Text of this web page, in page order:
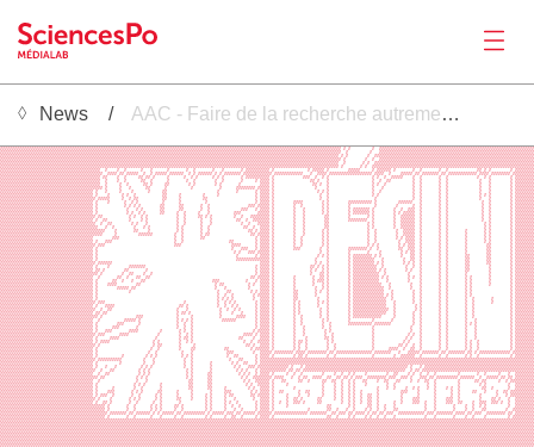
News
Productions
Activities
Tools
Seminar
News AAC - Faire de la recherche autrement : exister, résister, coopérer
░░░░░░░░░░░░░░░░░░░░░░░░░░░░░░░░░░░░░░░░░░░░░░░░░░░░░░░░░░░░░░░░░░░░░░░░░░░░░░░░░░░░░░░░░░░░░░░░░░░░░░░░░░░░░░░░░░░░░░░░░░░░░░░░░░░░░░░░░░░░░░░ ░ ░         ░
░░░░░░░░░░░░░░░░░░░░░░░░░░░░░░░░░░░░░░░░░░░░░░░░░░░░░░░░░░░░░░░░░░░░░░░░░░░░░░░░░░░░░░░░░░░░░░░░░░░░░░░░░░░░░░░░░░░░░░░░░░░░░░░░░░░░░░░░░░░░░░░  ░         ░
░░░░░░░░░░░░░░░░░░░░░░░░░░░░░░░░░░░░░░░░░░░░░░░░░░░░░░░░░░░░░░░░░░░░░░░░░░░░░░░░░░░░░░░░░░░░░░░░░░░░░░░░░░░░░░░░░░░░░░░░░░░░░░░░░░░░░░░░░░░░░░ ░ ░        ░
░░░░░░░░░░░░░░░░░░░░░░░░░░░░░░░░░░░░░░░░░░░░░░░░░░░░░░░░░░░░░░░░░░░░░░░░░░░░░░░░░░░░░░░░░░░░░░░░░░░░░░░░░░░░░░░░░░░░░░░░░░░░░░░░░░░░░░░░░░░░░░░ ░        ░  ░
░░░░░░░░░░░░░░░░░░░░░░░░░░░░░░░░░░░░░░░░░░░░░░░░░░░░░░░░░░░░░░░░░░░░░░░░░░░░░░░░░░░░░░░░░░░░░░░░░░░░░░░░░░░░░░░░░░░░░░░░░░░░░░░░░░░░░░░░░░░░░░  ░       ░ ░
░░░░░░░░░░░░░░░░░░░░░░░░░░░░░░░░░░░░░░░░░░░░░░░░░░░░░░░░░░░░░░░░░░░░░░░░░░░░░░░░░░░░░░░░░░░░░░░░░░░░░░░░░░░░░░░░░░░░░░░░░░░░░░░░░░░░░░░░░░░░░░ ░       ░ ░
░░░░░░░░░░░░░░░░░░░░░░░░░░░░░░░░░░░░░░░░░░  ░    ░  ░      ░   ░      ░       ░  ░       ░   ░       ░ ░░░░░░░░░░ ░              ░ ░░░░░ ░        ░░░░░     ░ ░░░░░░ ░       ░  ░       ░  ░            ░░ ░ ░        ░
░░░░░░░░░░░░░░░░░░░░░░░░░░░░░░░░░░░░░░░░░░░  ░░░░ ░░ ░░░░░  ░  ░ ░░░░░ ░░░░░░  ░ ░ ░░░░░░ ░ ░ ░░░░░░░ ░░░░░░░░░░░░ ░░░░░░░░░░░░   ░  ░░░░ ░░░░░░░░░░░░░░░░░░ ░░░░  ░    ░░░░░ ░░ ░░░░░░░ ░░ ░░░░░░░░░░░░ ░░░░ ░░░░░░░░
░░░░░░░░░░░░░░░░░░░░░░░░░░░░░░░░░░░░░░░░░░ ░░    ░  ░     ░░ ░░ ░     ░      ░  ░ ░      ░ ░ ░       ░ ░░░░░░░░░░ ░            ░░░  ░  ░ ░                  ░ ░  ░  ░░░░░    ░  ░       ░  ░            ░  ░ ░        ░
░░░░░░░░░░░░░░░░░░░░░░░░░░░░░░░░░░░░░░░░░░  ░    ░  ░      ░░  ░      ░       ░  ░        ░  ░       ░     ░ ░░░░ ░               ░░ ░   ░                  ░  ░  ░░         ░  ░       ░  ░             ░   ░        ░
░░░░░░░░░░░░░░░░░░░░░░░░░░░░░░░░░░░░░░░░░░  ░     ░  ░      ░░ ░     ░░        ░ ░        ░ ░       ░        ░░░░ ░                ░░ ░  ░                  ░ ░  ░           ░  ░       ░  ░             ░   ░        ░
░░░░░░░░░░░░░░░░░░░░░░░░░░░░░░░░░░░░░░░░░░░ ░     ░   ░      ░░      ░          ░           ░      ░░░░░░░░ ░░░░░ ░                 ░    ░                  ░   ░            ░  ░       ░  ░             ░   ░        ░
░░░░░░░░░░░░░░░░░░░░░░░░░░░░░░░░░░░░░░░ ░   ░     ░    ░      ░     ░░                     ░       ░       ░ ░░░░ ░                  ░ ░ ░                  ░  ░             ░  ░       ░  ░             ░   ░        ░
░░░░░░░░░░░░░░░░░░░░░░░░░░░░░░░░░░░░░░░ ░    ░     ░ ░  ░           ░░     ░         ░     ░               ░ ░░░░ ░                   ░  ░                  ░ ░              ░  ░       ░  ░             ░ ░ ░        ░
░░░░░░░░░░░░░░░░░░░░░░░░░░░░░░░░░░░░░░░░ ░░░░░     ░  ░ ░░          ░░     ░         ░░                    ░ ░░░░ ░                   ░  ░                   ░               ░  ░       ░  ░             ░   ░        ░
░░░░░░░░░░░░░░░░░░░░░░░░░░░░░░░░░░░░░░░ ░    ░      ░  ░ ░          ░      ░          ░                    ░ ░░░░ ░        ░░░░        ░ ░        ░░░░░░░░░░ ░         ░░░░░░   ░       ░  ░              ░  ░        ░
░░░░░░░░░░░░░░░░░░░░░░░░░░░░░░░░░░░░░░░ ░           ░ ░ ░ ░        ░░      ░░       ░  ░                ░░░ ░░░░░ ░        ░  ░        ░ ░        ░          ░        ░      ░  ░       ░  ░              ░  ░        ░
░░░░░░░░░░░░░░░░░░░░░░░░░░░░░░░░░░░░░░░ ░            ░   ░ ░       ░░      ░░       ░  ░             ░░░   ░ ░░░░ ░        ░   ░       ░ ░        ░ ░░░░░░░ ░        ░  ░  ░░░  ░       ░  ░              ░  ░        ░
░░░░░░░░░░░░░░░░░░░░░░░░░░░░░░░░░░░░░░░ ░            ░ ░  ░ ░      ░░     ░  ░     ░   ░          ░░░       ░░░░░ ░        ░   ░       ░ ░        ░ ░░░░░░░ ░        ░ ░ ░░░░░  ░       ░  ░              ░  ░        ░
░░░░░░░░░░░░░░░░░░░░░░░░░░░░░░░░░░░░░░░░ ░░           ░ ░  ░ ░            ░  ░     ░░ ░ ░         ░  ░   ░░░░░░░░ ░        ░   ░        ░░        ░       ░ ░        ░  ░░░░░░  ░       ░  ░              ░  ░        ░
░░░░░░░░░░░░░░░░░░░░░░░░░░░░░░░░░░░░░░░ ░  ░░         ░    ░ ░            ░  ░      ░   ░          ░░  ░  ░░░░░░░ ░        ░   ░        ░░        ░░░░░░░░  ░        ░  ░░░░░░  ░       ░  ░              ░  ░        ░
░░░░░░░░░░░░░░░░░░░░░░░░░░░░░░░░░░░░░░░░  ░  ░░        ░ ░   ░            ░  ░      ░   ░            ░  ░   ░░░░░ ░        ░   ░        ░░                ░ ░        ░  ░░░░░░  ░       ░  ░               ░ ░        ░
░░░░░░░░░░░░░░░░░░░░░░░░░░░░░░░░░░░░░░░░░   ░  ░        ░   ░ ░           ░ ░       ░  ░              ░░  ░  ░░░░ ░        ░   ░        ░░                ░ ░        ░  ░░░░░░  ░       ░  ░               ░ ░        ░
░░░░░░░░░░░░░░░░░░░░░░░░░░░░░░░░░░░░░░░░░░░░    ░       ░░    ░           ░ ░       ░  ░                ░░ ░ ░░░░ ░        ░   ░       ░ ░                ░  ░        ░  ░░░░░  ░       ░  ░       ░       ░ ░        ░
░░░░░░░░░░░░░░░░░░░░░░░░░░░░░░░░░░░░░░░░░░░     ░         ░░░░░░         ░  ░       ░ ░░                 ░░ ░░░░░ ░        ░   ░       ░ ░                ░  ░        ░  ░░░░░  ░       ░  ░       ░       ░ ░        ░
░░░░░░░░░░░░░░░░░░░░░░░░░░░░░░░░░░░░░░░        ░░░                       ░  ░       ░░                     ░ ░░░░ ░        ░  ░        ░ ░                ░  ░        ░ ░ ░░░░  ░       ░  ░       ░       ░ ░        ░
░░░░░░░░░░░░░░░░░░░░░░░░░░░░░░░░░░░░░░░ ░   ░░░                          ░  ░                   ░░         ░ ░░░░ ░        ░  ░        ░ ░                ░  ░         ░  ░░░░  ░       ░  ░       ░       ░ ░        ░
░░░░░░░░░░░░░░░░░░░░░░░░░░░░░░░░░░░░░░░░ ░░░                             ░░░                     ░░░░      ░ ░░░░ ░        ░  ░        ░ ░                ░ ░ ░        ░ ░ ░░░  ░       ░  ░       ░        ░░        ░
░░░░░░░░░░░░░░░░░░░░░░░░░░░░░░░░░░░░░░░ ░                                                        ░   ░░░   ░ ░░░░ ░        ░░░        ░  ░        ░░░░░░░░ ░  ░        ░░  ░░░  ░       ░  ░       ░        ░░        ░
░░░░░░░░░░░░░░░░░░░░░░░░░░░░░░░░░░░░░░░ ░                                                         ░ ░   ░░░ ░░░░░ ░                   ░  ░        ░       ░    ░        ░ ░ ░░  ░       ░  ░       ░        ░░        ░
░░░░░░░░░░░░░░░░░░░░░░░░░░░░░░░░░░░░░░░ ░                                                          ░       ░ ░░░░ ░                  ░ ░ ░        ░ ░░░░░░░░ ░ ░        ░   ░░  ░       ░  ░       ░░       ░░        ░
░░░░░░░░░░░░░░░░░░░░░░░░░░░░░░░░░░░░░░░ ░                                                          ░░░░░░░░░░░░░░ ░                 ░    ░        ░ ░░░░░░░░░   ░        ░  ░░  ░       ░  ░       ░░       ░░        ░
░░░░░░░░░░░░░░░░░░░░░░░░░░░░░░░░░░░░░░░░ ░░░░░░                                                              ░░░░ ░                 ░ ░  ░        ░ ░░░░░░░░░ ░ ░        ░ ░ ░  ░       ░  ░       ░░       ░░        ░
░░░░░░░░░░░░░░░░░░░░░░░░░░░░░░░░░░░░░░░ ░    ░        ░░░░░░░                                              ░ ░░░░ ░               ░░ ░ ░ ░        ░ ░░░░░░░░░░  ░         ░  ░  ░       ░  ░       ░░        ░        ░
░░░░░░░░░░░░░░░░░░░░░░░░░░░░░░░░░░░░░░░ ░░ ░        ░░       ░                                             ░ ░░░░ ░               ░ ░  ░ ░        ░ ░░░░░░░░░░ ░ ░        ░ ░   ░       ░  ░       ░░        ░        ░
░░░░░░░░░░░░░░░░░░░░░░░░░░░░░░░░░░░░░░░░░ ░        ░  ░░    ░  ░                                           ░ ░░░░ ░               ░   ░░ ░        ░ ░░░░░░░░░░░  ░         ░    ░       ░  ░       ░         ░        ░
░░░░░░░░░░░░░░░░░░░░░░░░░░░░░░░░░░░░░░░  ░       ░░  ░   ░░  ░░                                          ░░ ░░░░░ ░        ░       ░  ░░ ░        ░ ░░░░░░░░░░░ ░ ░        ░ ░  ░       ░  ░       ░ ░       ░        ░
░░░░░░░░░░░░░░░░░░░░░░░░░░░░░░░░░░░░░░░ ░      ░░  ░   ░   ░░                            ░░░           ░   ░ ░░░░ ░        ░       ░ ░░░ ░        ░ ░░░░░░░░░░░   ░        ░    ░       ░  ░       ░ ░       ░        ░
░░░░░░░░░░░░░░░░░░░░░░░░░░░░░░░░░░░░░░░ ░    ░░░░        ░░                               ░ ░░          ░ ░  ░░░░ ░        ░       ░   ░ ░        ░ ░░░░░░░░░░░░   ░        ░   ░       ░  ░       ░ ░       ░        ░
░░░░░░░░░░░░░░░░░░░░░░░░░░░░░░░░░░░░░░░ ░        ░░░░░ ░░                                 ░   ░         ░    ░░░░ ░        ░        ░  ░ ░        ░ ░░░░░░░░░░░░░  ░        ░   ░       ░  ░       ░ ░                ░
░░░░░░░░░░░░░░░░░░░░░░░░░░░░░░░░░░░░░░░ ░             ░                                    ░   ░░        ░ ░ ░░░░ ░        ░░       ░ ░  ░        ░ ░░░░░░░░░░░░░   ░        ░  ░       ░  ░       ░ ░                ░
░░░░░░░░░░░░░░░░░░░░░░░░░░░░░░░░░░░░░░░ ░                                                  ░  ░  ░        ░ ░░░░░ ░        ░░       ░    ░        ░ ░░░░░░░░░░░░░ ░ ░        ░  ░       ░  ░       ░ ░                ░
░░░░░░░░░░░░░░░░░░░░░░░░░░░░░░░░░░░░░░░ ░                                                  ░ ░ ░ ░        ░  ░░░░ ░        ░░        ░   ░        ░ ░░░░░░░░░░░░░░  ░        ░  ░       ░  ░       ░  ░       ░       ░
░░░░░░░░░░░░░░░░░░░░░░░░░░░░░░░░░░░░░░░░ ░░░                                 ░             ░  ░ ░ ░        ░ ░░░░ ░        ░ ░       ░ ░ ░        ░ ░░░░░░░░░░░░░░   ░       ░  ░       ░  ░       ░  ░       ░       ░
░░░░░░░░░░░░░░░░░░░░░░░░░░░░░░░░░░░░░░░ ░   ░░░░                           ░░ ░            ░  ░  ░ ░       ░ ░░░░ ░        ░ ░       ░   ░        ░ ░░░░░░░░░░░░░░   ░        ░ ░       ░  ░       ░  ░               ░
░░░░░░░░░░░░░░░░░░░░░░░░░░░░░░░░░░░░░░░░  ░  ░░                           ░   ░             ░  ░  ░ ░      ░ ░░░░ ░        ░ ░        ░  ░        ░ ░░░░░░░░░░░░░░░  ░        ░ ░       ░  ░       ░  ░               ░
░░░░░░░░░░░░░░░░░░░░░░░░░░░░░░░░░░░░░░░ ░░ ░░                             ░ ░░ ░            ░    ░   ░     ░ ░░░░ ░        ░ ░        ░  ░        ░ ░░░░░░░░░░░░░░   ░       ░  ░       ░  ░       ░  ░               ░
░░░░░░░░░░░░░░░░░░░░░░░░░░░░░░░░░░░░░░░░░ ░              ░░░              ░     ░           ░      ░░░░    ░ ░░░░ ░        ░  ░       ░  ░        ░ ░░░░░░░░░░░░     ░       ░  ░       ░  ░       ░  ░               ░
░░░░░░░░░░░░░░░░░░░░░░░░░░░░░░░░░░░░░░░  ░          ░░░░░ ░               ░ ░ ░ ░            ░░░░░░        ░ ░░░░ ░        ░  ░        ░ ░        ░         ░       ░        ░  ░       ░  ░       ░   ░              ░
░░░░░░░░░░░░░░░░░░░░░░░░░░░░░░░░░░░░░░░ ░        ░░░      ░               ░  ░  ░                          ░ ░░░░ ░        ░  ░        ░  ░       ░░░░░░░░░░ ░░░░░░░         ░  ░       ░  ░       ░ ░ ░              ░
░░░░░░░░░░░░░░░░░░░░░░░░░░░░░░░░░░░░░░░ ░      ░░░       ░                ░  ░  ░                          ░ ░░░░ ░        ░   ░       ░  ░                 ░               ░   ░       ░  ░       ░   ░              ░
░░░░░░░░░░░░░░░░░░░░░░░░░░░░░░░░░░░░░░░ ░   ░░░       ░░░░         ░       ░ ░  ░                         ░ ░░░░░ ░        ░   ░        ░ ░                 ░               ░   ░       ░  ░       ░   ░              ░
░░░░░░░░░░░░░░░░░░░░░░░░░░░░░░░░░░░░░░░░ ░░░      ░░░░            ░        ░  ░ ░                     ░░░░ ░ ░░░░ ░        ░   ░        ░  ░                ░              ░ ░  ░       ░  ░       ░   ░              ░
░░░░░░░░░░░░░░░░░░░░░░░░░░░░░░░░░░░░░░░ ░     ░░░░               ░         ░ ░░ ░                   ░░    ░  ░░░░ ░        ░    ░       ░░ ░                ░             ░ ░   ░       ░  ░       ░   ░              ░
░░░░░░░░░░░░░░░░░░░░░░░░░░░░░░░░░░░░░░░ ░ ░░░░                  ░ ░        ░  ░ ░                     ░  ░  ░░░░░ ░        ░ ░░ ░        ░ ░                ░            ░ ░    ░       ░  ░       ░ ░  ░             ░
░░░░░░░░░░░░░░░░░░░░░░░░░░░░░░░░░░░░░░░░ ░                      ░ ░░       ░     ░                     ░░ ░  ░░░░ ░        ░ ░  ░        ░  ░               ░          ░░ ░  ░  ░       ░  ░       ░ ░  ░             ░
░░░░░░░░░░░░░░░░░░░░░░░░░░░░░░░░░░░░░░░ ░                      ░  ░        ░    ░░            ░░         ░ ░░░░░░ ░        ░ ░  ░        ░  ░               ░      ░░░░  ░  ░░  ░       ░  ░       ░ ░  ░             ░
░░░░░░░░░░░░░░░░░░░░░░░░░░░░░░░░░░░░░░░ ░                     ░  ░          ░   ░              ░░░        ░  ░░░░░ ░░░░░░░░ ░░░░ ░░░░░░░░ ░░ ░░░░░░░░░░░░░░░ ░░░░░░░   ░   ░░░░░ ░░░░░░░ ░░ ░░░░░░░ ░░ ░ ░░░░░░░░░░░░░
░░░░░░░░░░░░░░░░░░░░░░░░░░░░░░░░░░░░░░░ ░          ░         ░ ░ ░          ░ ░ ░              ░  ░░       ░ ░░░░ ░        ░ ░░ ░        ░  ░               ░        ░  ░░░░░░  ░       ░  ░       ░ ░  ░             ░
░░░░░░░░░░░░░░░░░░░░░░░░░░░░░░░░░░░░░░░░ ░░░░░░░░░░         ░   ░            ░  ░               ░   ░░     ░
░░░░░░░░░░░░░░░░░░░░░░░░░░░░░░░░░░░░░░░ ░         ░         ░   ░            ░  ░       ░        ░ ░  ░░   ░
░░░░░░░░░░░░░░░░░░░░░░░░░░░░░░░░░░░░░░░ ░   ░   ░          ░ ░ ░             ░  ░       ░         ░ ░   ░░░ ░░░░░░░░░░░░░ ░   ░ ░░░░░░░░░░░░░░░░░░░░░░░░░░░░░░░░░░░░░░░░░░░ ░   ░
░░░░░░░░░░░░░░░░░░░░░░░░░░░░░░░░░░░░░░░░  ░   ░░          ░ ░ ░               ░ ░       ░          ░ ░ ░   ░ ░░░░░░░░░░░ ░░ ░░ ░░░░░░░░░░░░░░░░░░░░░░░░░░░░░░░░░░░░░░░░░░░  ░ ░░
░░░░░░░░░░░░░░░░░░░░░░░░░░░░░░░░░░░░░░░  ░  ░░            ░ ░ ░               ░ ░      ░░           ░ ░ ░  ░ ░░░░ ░     ░  ░  ░        ░    ░  ░  ░ ░    ░        ░  ░░    ░ ░  ░  ░  ░         ░       ░  ░     ░   ░
░░░░░░░░░░░░░░░░░░░░░░░░░░░░░░░░░░░░░░░░░ ░░             ░ ░ ░                ░ ░      ░░            ░ ░  ░░░░░░░░ ░░░░   ░  ░ ░░  ░░░░  ░░  ░░ ░░ ░ ░░░  ░░░░░░░░ ░░░  ░░░ ░   ░░░ ░░ ░░░░░░░░░ ░░░░░░  ░  ░░░░░ ░░ ░░
░░░░░░░░░░░░░░░░░░░░░░░░░░░░░░░░░░░░░░░  ░               ░   ░                 ░░      ░░             ░ ░  ░░░░░░ ░   ░░     ░░  ░     ░░  ░░  ░  ░ ░   ░░    ░  ░░   ░░    ░  ░  ░░  ░         ░      ░░ ░░     ░  ░
░░░░░░░░░░░░░░░░░░░░░░░░░░░░░░░░░░░░░░░ ░               ░ ░ ░      ░           ░░      ░░              ░ ░  ░░░░░ ░     ░              ░    ░  ░  ░ ░    ░        ░  ░             ░  ░         ░        ░ ░         ░
░░░░░░░░░░░░░░░░░░░░░░░░░░░░░░░░░░░░░░░ ░      ░        ░  ░       ░           ░░      ░░     ░         ░ ░  ░░░░ ░        ░           ░    ░  ░  ░ ░         ░   ░  ░    ░  ░ ░   ░  ░    ░ ░  ░         ░░  ░      ░
░░░░░░░░░░░░░░░░░░░░░░░░░░░░░░░░░░░░░░░ ░    ░░░       ░ ░ ░      ░░      ░     ░       ░     ░░░        ░ ░ ░░░░ ░  ░░      ░  ░░     ░    ░  ░  ░ ░  ░      ░         ░░░    ░      ░      ░  ░     ░░   ░    ░  ░░
░░░░░░░░░░░░░░░░░░░░░░░░░░░░░░░░░░░░░░░ ░ ░░░  ░       ░  ░      ░ ░      ░     ░     ░ ░     ░ ░░       ░░ ░░░░░ ░     ░    ░   ░     ░    ░  ░  ░ ░  ░  ░░  ░         ░      ░      ░      ░  ░        ░      ░   ░
░░░░░░░░░░░░░░░░░░░░░░░░░░░░░░░░░░░░░░░░ ░    ░       ░ ░ ░      ░ ░      ░░    ░     ░ ░     ░   ░       ░  ░░░░ ░     ░  ░░ ░      ░░     ░  ░  ░ ░  ░  ░░  ░         ░    ░░░      ░    ░░░  ░        ░    ░░ ░   ░
░░░░░░░░░░░░░░░░░░░░░░░░░░░░░░░░░░░░░░░ ░  ░░ ░       ░  ░      ░  ░       ░          ░ ░     ░ ░  ░       ░ ░░░░ ░  ░  ░  ░░░ ░     ░░        ░  ░ ░  ░  ░░  ░      ░  ░    ░░░  ░   ░    ░░░  ░░    ░  ░░░  ░░░ ░  ░
░░░░░░░░░░░░░░░░░░░░░░░░░░░░░░░░░░░░░░░░░░░░ ░       ░  ░      ░ ░ ░     ░░ ░         ░ ░     ░  ░  ░      ░ ░░░░ ░     ░                ░░       ░ ░     ░░  ░  ░   ░            ░   ░       ░    ░  ░  ░ ░         ░
░░░░░░░░░░░░░░░░░░░░░░░░░░░░░░░░░░░░░░░░░░░░ ░       ░  ░      ░ ░ ░     ░  ░         ░ ░     ░   ░  ░     ░ ░░░░ ░              ░       ░░  ░   ░  ░    ░ ░  ░  ░   ░░           ░   ░       ░    ░  ░   ░░        ░
░░░░░░░░░░░░░░░░░░░░░░░░░░░░░░░░░░░░░░░░░░░░░ ░░░░░░░ ░░ ░░░░░░ ░ ░ ░░░░░ ░░ ░░░░░░░░░ ░ ░░░░░ ░░░ ░░ ░░░░░ ░░░░░░ ░░░░░░░░░░░░░░ ░░░░░░░  ░░ ░░░ ░░ ░░░░ ░ ░░ ░░ ░░░  ░░░░░░░░░░░ ░░░ ░░░░░░░ ░░░░ ░░ ░░░  ░░░░░░░░ ░░
░░░░░░░░░░░░░░░░░░░░░░░░░░░░░░░░░░░░░░░░░░░░ ░       ░  ░      ░   ░     ░  ░         ░ ░     ░  ░░  ░     ░ ░░░░ ░                      ░░  ░    ░ ░    ░ ░  ░  ░   ░            ░   ░       ░    ░  ░    ░         ░